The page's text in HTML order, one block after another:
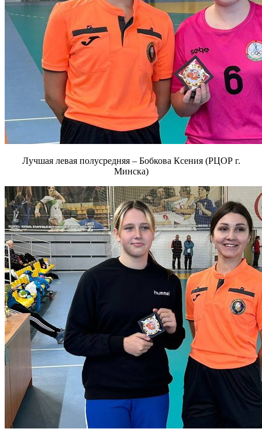
Лучшая левая полусредняя – Бобкова Ксения (РЦОР г.
Минска)